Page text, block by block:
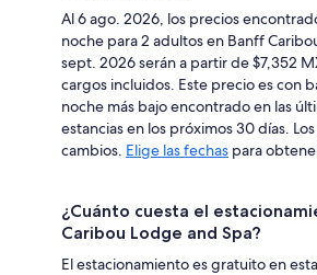
Al 6 ago. 2026, los precios
noche para 2 adultos en Banff
sept. 2026 serán a partir de $7,352
cargos incluidos. Este precio es con
noche más bajo encontrado en las
estancias en los próximos 30 días.
cambios. Elige las fechas para
¿Cuánto cuesta el
Caribou Lodge and Spa?
El estacionamiento es gratuito en